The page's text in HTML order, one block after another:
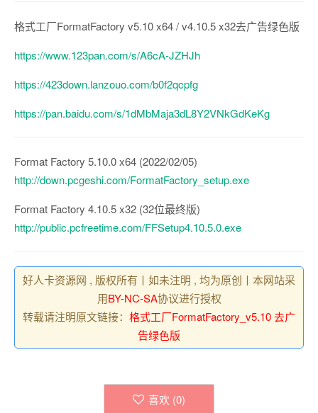
格式工厂FormatFactory v5.10 x64 / v4.10.5 x32去广告绿色版
https://www.123pan.com/s/A6cA-JZHJh
https://423down.lanzouo.com/b0f2qcpfg
https://pan.baidu.com/s/1dMbMaja3dL8Y2VNkGdKeKg
Format Factory 5.10.0 x64 (2022/02/05)
http://down.pcgeshi.com/FormatFactory_setup.exe
Format Factory 4.10.5 x32 (32位最终版)
http://public.pcfreetime.com/FFSetup4.10.5.0.exe
好人卡资源网 , 版权所有丨如未注明 , 均为原创丨本网站采
用BY-NC-SA协议进行授权
转载请注明原文链接： 格式工厂FormatFactory_v5.10 去广
告绿色版
喜欢 (0)